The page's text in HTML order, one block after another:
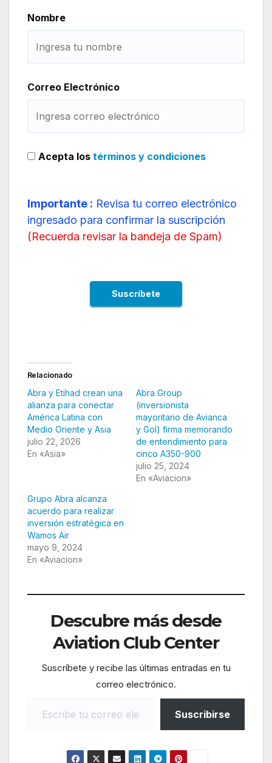
Nombre
Correo Electrónico
Acepta los términos y condiciones
Importante : Revisa tu correo electrónico
ingresado para confirmar la suscripción
(Recuerda revisar la bandeja de Spam)
Relacionado
Abra y Etihad crean una
alianza para conectar
América Latina con
Medio Oriente y Asia
julio 22, 2026
En «Asia»
Abra Group
(inversionista
mayoritario de Avianca
y Gol) firma memorando
de entendimiento para
cinco A350-900
julio 25, 2024
En «Aviacion»
Grupo Abra alcanza
acuerdo para realizar
inversión estratégica en
Wamos Air
mayo 9, 2024
En «Aviacion»
Descubre más desde
Aviation Club Center
Suscríbete y recibe las últimas entradas en tu
correo electrónico.
Suscribirse